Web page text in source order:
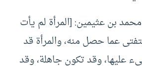
بن عثيمين: [المرأة لم يأت
عما حصل منه، والمرأة قد
عليها، وقد تكون جاهلة، وقد